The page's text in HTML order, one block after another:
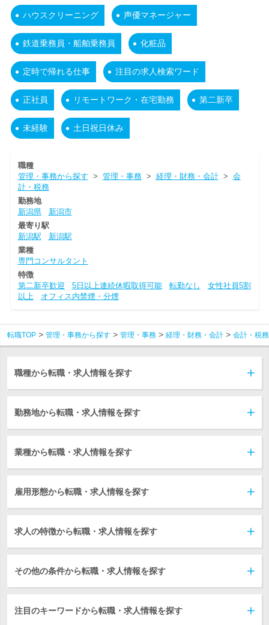
ハウスクリーニング 声優マネージャー
鉄道乗務員・船舶乗務員 化粧品
定時で帰れる仕事 注目の求人検索ワード
正社員 リモートワーク・在宅勤務 第二新卒
未経験 土日祝日休み
職種
管理・事務から探す > 管理・事務> 経理・財務・会計> 会
計・税務
勤務地
新潟県
新潟市
最寄り駅
新潟駅
新潟駅
業種
専門コンサルタント
特徴
第二新卒歓迎
5日以上連続休暇取得可能 転勤なし
女性社員5割
以上
オフィス内禁煙・分煙
転職TOP 管理・事務から探す 管理・事務 経理・財務・会計 会計・税務
職種から転職・求人情報を探す
勤務地から転職・求人情報を探す
業種から転職・求人情報を探す
雇用形態から転職・求人情報を探す
求人の特徴から転職・求人情報を探す
その他の条件から転職・求人情報を探す
注目のキーワードから転職・求人情報を探す